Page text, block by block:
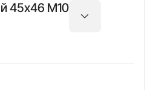
45х46 М10